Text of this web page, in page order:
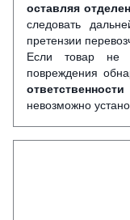
оставляя
следовать
претензии
Если товар не
повреждения
невозможно